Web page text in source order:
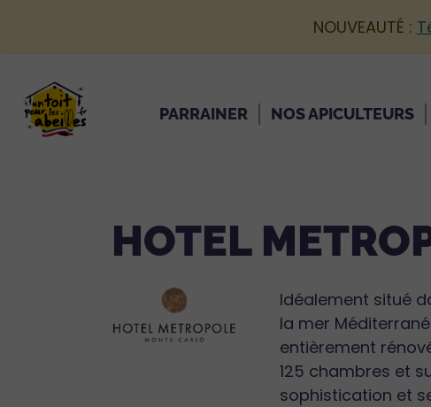
NOUVEAUTÉ :
PARRAINER NOS APICULTEURS
HOTEL
Idéalement situé
la mer
entièrement
125 chambres et
sophistication et